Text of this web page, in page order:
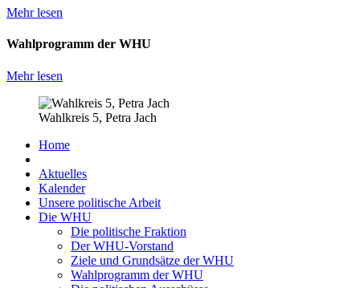
Mehr lesen
Wahlprogramm der WHU
Mehr lesen
Wahlkreis 5, Petra Jach
Home
Aktuelles
Kalender
Unsere politische Arbeit
Die WHU
Die politische Fraktion
Der WHU-Vorstand
Ziele und Grundsätze der WHU
Wahlprogramm der WHU